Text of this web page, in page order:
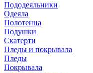
Пододеяльники
Одеяла
Полотенца
Подушки
Скатерти
Пледы и покрывала
Пледы
Покрывала